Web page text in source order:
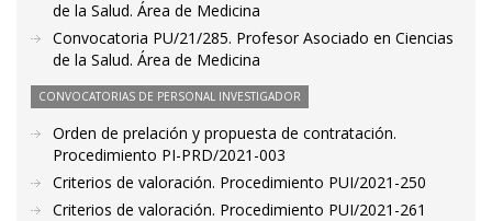
de la Salud. Área de Medicina
Convocatoria PU/21/285. Profesor Asociado en Ciencias
de la Salud. Área de Medicina
CONVOCATORIAS DE PERSONAL INVESTIGADOR
Orden de prelación y propuesta de contratación.
Procedimiento PI-PRD/2021-003
Criterios de valoración. Procedimiento PUI/2021-250
Criterios de valoración. Procedimiento PUI/2021-261